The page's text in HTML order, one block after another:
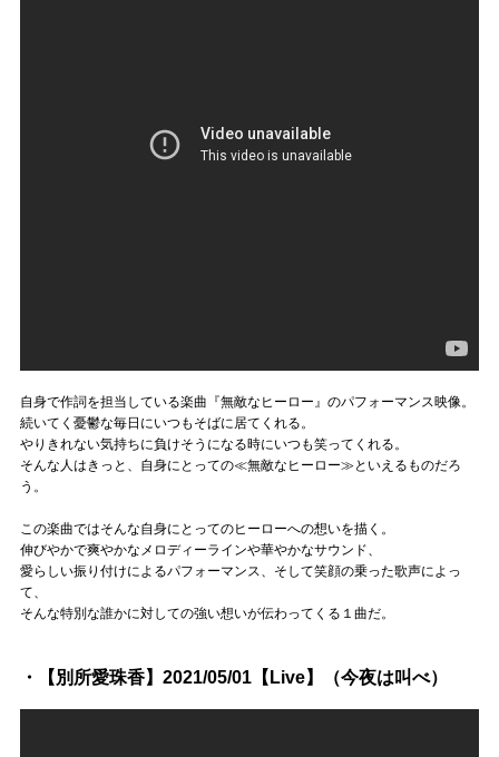
自身で作詞を担当している楽曲『無敵なヒーロー』のパフォーマンス映像。
続いてく憂鬱な毎日にいつもそばに居てくれる。
やりきれない気持ちに負けそうになる時にいつも笑ってくれる。
そんな人はきっと、自身にとっての≪無敵なヒーロー≫といえるものだろ
う。
この楽曲ではそんな自身にとってのヒーローへの想いを描く。
伸びやかで爽やかなメロディーラインや華やかなサウンド、
愛らしい振り付けによるパフォーマンス、そして笑顔の乗った歌声によっ
て、
そんな特別な誰かに対しての強い想いが伝わってくる１曲だ。
・【別所愛珠香】2021/05/01【Live】（今夜は叫べ）